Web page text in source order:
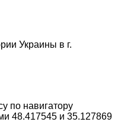
Украины в г.
по навигатору
48.417545 и 35.127869